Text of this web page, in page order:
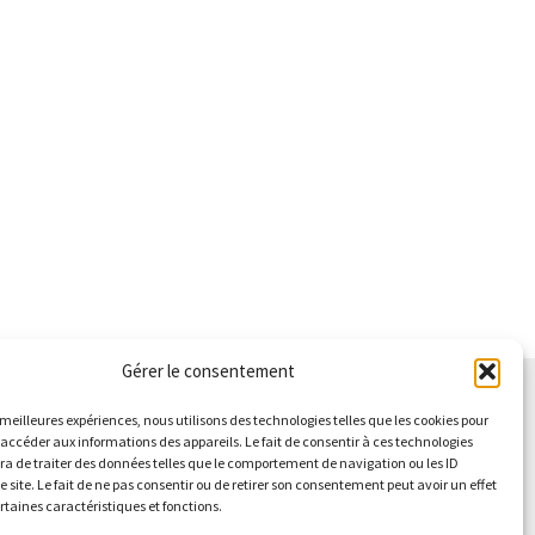
Gérer le consentement
expériences, nous utilisons des technologies telles que les cookies pour
aux informations des appareils. Le fait de consentir à ces technologies
de traiter des données telles que le comportement de navigation ou les ID
site. Le fait de ne pas consentir ou de retirer son consentement peut avoir un effet
caractéristiques et fonctions.